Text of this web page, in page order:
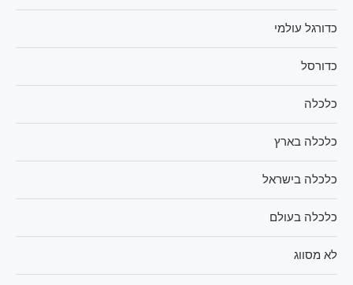
כדורגל עולמי
כדורסל
כלכלה
כלכלה בארץ
כלכלה בישראל
כלכלה בעולם
לא מסווג